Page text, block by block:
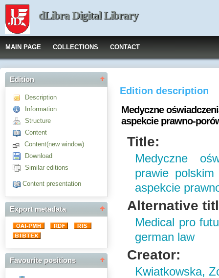
dLibra Digital Library
MAIN PAGE COLLECTIONS CONTACT
Edition
Description
Information
Structure
Content
Content(new window)
Download
Similar editions
Content presentation
Export metadata
Favourite positions
Edition description
Medyczne
aspekcie prawno-
Title:
Medyczne
prawie
aspekcie
Alternative
Medical pro
german law
Creator:
Kwiatkowska,